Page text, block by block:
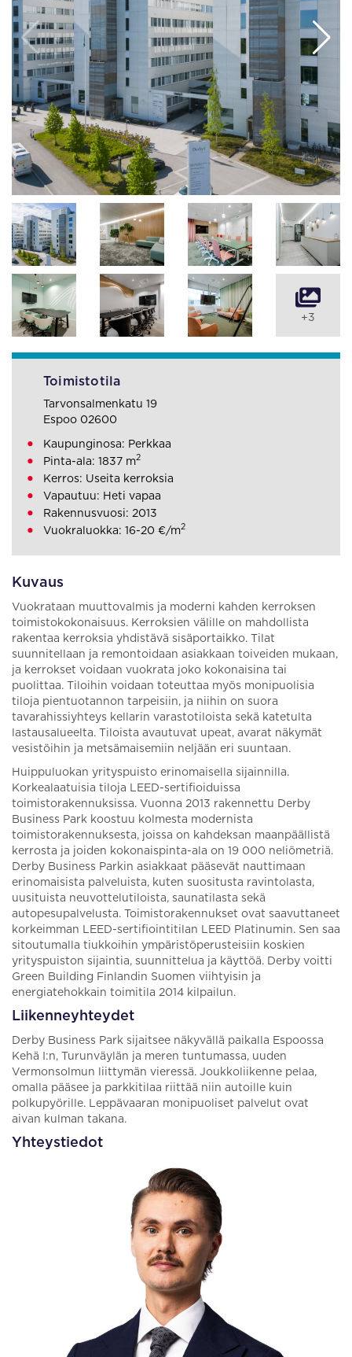
Kuvaus
Vuokrataan muuttovalmis ja moderni kahden kerroksen
toimistokokonaisuus. Kerroksien välille on mahdollista
rakentaa kerroksia yhdistävä sisäportaikko. Tilat
suunnitellaan ja remontoidaan asiakkaan toiveiden mukaan,
ja kerrokset voidaan vuokrata joko kokonaisina tai
puolittaa. Tiloihin voidaan toteuttaa myös monipuolisia
tiloja pientuotannon tarpeisiin, ja niihin on suora
tavarahissiyhteys kellarin varastotiloista sekä katetulta
lastausalueelta. Tiloista avautuvat upeat, avarat näkymät
vesistöihin ja metsämaisemiin neljään eri suuntaan.
Huippuluokan yrityspuisto erinomaisella sijainnilla.
Korkealaatuisia tiloja LEED-sertifioiduissa
toimistorakennuksissa. Vuonna 2013 rakennettu Derby
Business Park koostuu kolmesta modernista
toimistorakennuksesta, joissa on kahdeksan maanpäällistä
kerrosta ja joiden kokonaispinta-ala on 19 000 neliömetriä.
Derby Business Parkin asiakkaat pääsevät nauttimaan
erinomaisista palveluista, kuten suositusta ravintolasta,
uusituista neuvottelutiloista, saunatilasta sekä
autopesupalvelusta. Toimistorakennukset ovat saavuttaneet
korkeimman LEED-sertifiointitilan LEED Platinumin. Sen saa
sitoutumalla tiukkoihin ympäristöperusteisiin koskien
yrityspuiston sijaintia, suunnittelua ja käyttöä. Derby voitti
Green Building Finlandin Suomen viihtyisin ja
energiatehokkain toimitila 2014 kilpailun.
Liikenneyhteydet
Derby Business Park sijaitsee näkyvällä paikalla Espoossa
Kehä I:n, Turunväylän ja meren tuntumassa, uuden
Vermonsolmun liittymän vieressä. Joukkoliikenne pelaa,
omalla pääsee ja parkkitilaa riittää niin autoille kuin
polkupyörille. Leppävaaran monipuoliset palvelut ovat
aivan kulman takana.
Yhteystiedot
+3
Toimistotila
Tarvonsalmenkatu 19
Espoo 02600
Kaupunginosa: Perkkaa
Pinta-ala: 1837 m2
Kerros: Useita kerroksia
Vapautuu: Heti vapaa
Rakennusvuosi: 2013
Vuokraluokka: 16-20 €/m2